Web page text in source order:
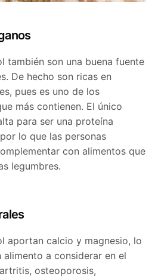
también son una buena fuente
De hecho son ricas en
pues es uno de los
más contienen. El único
para ser una proteína
lo que las personas
con alimentos que
legumbres.
aportan calcio y magnesio, lo
alimento a considerar en el
osteoporosis,